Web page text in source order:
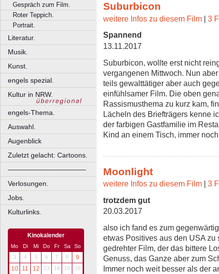
Gespräch zum Film.
Roter Teppich.
Portrait.
Literatur.
Musik.
Kunst.
engels spezial.
Kultur in NRW.
engels-Thema.
Auswahl.
Augenblick
Zuletzt gelacht: Cartoons.
––––––––––––––––––––
Verlosungen.
Jobs.
Kulturlinks.
Kinokalender
Mo Di Mi Do Fr Sa
So
3
4 5 6 7 8
9
10
11 12 13 14 15 16
Suburbicon
weitere Infos zu diesem Film | 3
Spannend
13.11.2017
Suburbicon, wollte erst nicht
vergangenen Mittwoch. Nun
teils gewalttätiger aber auch
einfühlsamer Film. Die oben
Rassismusthema zu kurz kam,
Lächeln des Briefträgers kenne
der farbigen Gastfamilie im
Kind an einem Tisch, immer
Moonlight
weitere Infos zu diesem Film
3
trotzdem gut
20.03.2017
also ich fand es zum
etwas Positives aus den USA
gedrehter Film, der das bittere
Genuss, das Ganze aber zum
Immer noch weit besser als der